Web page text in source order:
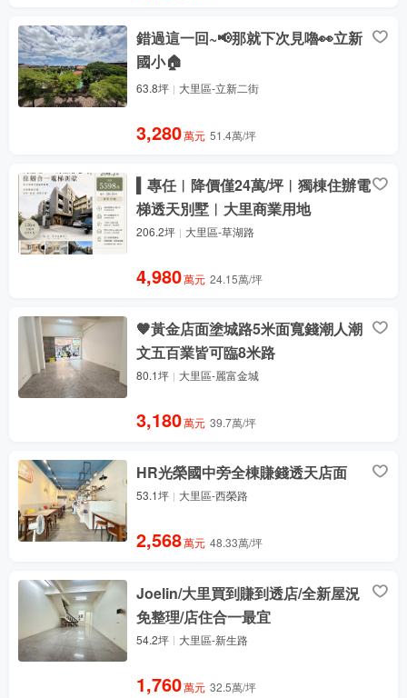
錯過這一回~📢那就下次見嚕👀立新
國小🏠
63.8坪 大里區-立新二街
3,280萬元 51.4萬/坪
▍專任︱降價僅24萬/坪︱獨棟住辦電
梯透天別墅︱大里商業用地
206.2坪 大里區-草湖路
4,980萬元 24.15萬/坪
🧡黃金店面塗城路5米面寬錢潮人潮
文五百業皆可臨8米路
80.1坪 大里區-麗富金城
3,180萬元 39.7萬/坪
HR光榮國中旁全棟賺錢透天店面
53.1坪 大里區-西榮路
2,568萬元 48.33萬/坪
Joelin/大里買到賺到透店/全新屋況
免整理/店住合一最宜
54.2坪 大里區-新生路
1,760萬元 32.5萬/坪